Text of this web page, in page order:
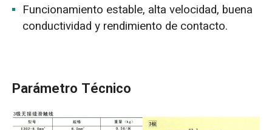
Funcionamiento estable, alta velocidad, buena
conductividad y rendimiento de contacto.
Parámetro Técnico